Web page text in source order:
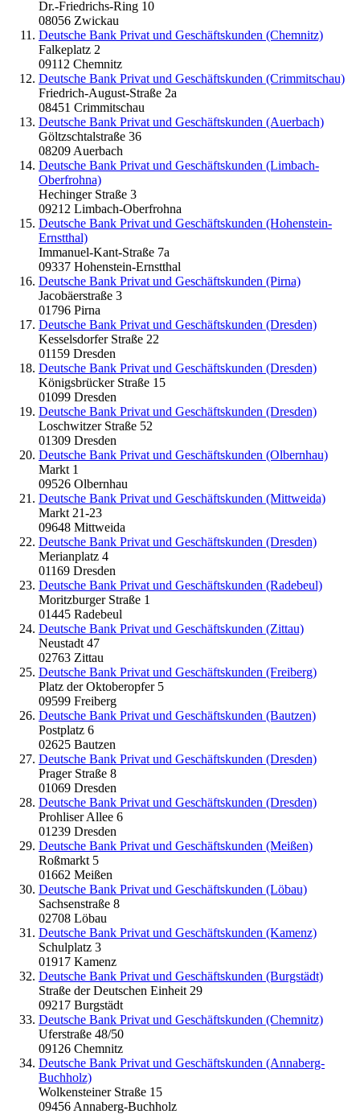
Dr.-Friedrichs-Ring 10
08056 Zwickau
Deutsche Bank Privat und Geschäftskunden (Chemnitz)
Falkeplatz 2
09112 Chemnitz
Deutsche Bank Privat und Geschäftskunden (Crimmitschau)
Friedrich-August-Straße 2a
08451 Crimmitschau
Deutsche Bank Privat und Geschäftskunden (Auerbach)
Göltzschtalstraße 36
08209 Auerbach
Deutsche Bank Privat und Geschäftskunden (Limbach-
Oberfrohna)
Hechinger Straße 3
09212 Limbach-Oberfrohna
Deutsche Bank Privat und Geschäftskunden (Hohenstein-
Ernstthal)
Immanuel-Kant-Straße 7a
09337 Hohenstein-Ernstthal
Deutsche Bank Privat und Geschäftskunden (Pirna)
Jacobäerstraße 3
01796 Pirna
Deutsche Bank Privat und Geschäftskunden (Dresden)
Kesselsdorfer Straße 22
01159 Dresden
Deutsche Bank Privat und Geschäftskunden (Dresden)
Königsbrücker Straße 15
01099 Dresden
Deutsche Bank Privat und Geschäftskunden (Dresden)
Loschwitzer Straße 52
01309 Dresden
Deutsche Bank Privat und Geschäftskunden (Olbernhau)
Markt 1
09526 Olbernhau
Deutsche Bank Privat und Geschäftskunden (Mittweida)
Markt 21-23
09648 Mittweida
Deutsche Bank Privat und Geschäftskunden (Dresden)
Merianplatz 4
01169 Dresden
Deutsche Bank Privat und Geschäftskunden (Radebeul)
Moritzburger Straße 1
01445 Radebeul
Deutsche Bank Privat und Geschäftskunden (Zittau)
Neustadt 47
02763 Zittau
Deutsche Bank Privat und Geschäftskunden (Freiberg)
Platz der Oktoberopfer 5
09599 Freiberg
Deutsche Bank Privat und Geschäftskunden (Bautzen)
Postplatz 6
02625 Bautzen
Deutsche Bank Privat und Geschäftskunden (Dresden)
Prager Straße 8
01069 Dresden
Deutsche Bank Privat und Geschäftskunden (Dresden)
Prohliser Allee 6
01239 Dresden
Deutsche Bank Privat und Geschäftskunden (Meißen)
Roßmarkt 5
01662 Meißen
Deutsche Bank Privat und Geschäftskunden (Löbau)
Sachsenstraße 8
02708 Löbau
Deutsche Bank Privat und Geschäftskunden (Kamenz)
Schulplatz 3
01917 Kamenz
Deutsche Bank Privat und Geschäftskunden (Burgstädt)
Straße der Deutschen Einheit 29
09217 Burgstädt
Deutsche Bank Privat und Geschäftskunden (Chemnitz)
Uferstraße 48/50
09126 Chemnitz
Deutsche Bank Privat und Geschäftskunden (Annaberg-
Buchholz)
Wolkensteiner Straße 15
09456 Annaberg-Buchholz